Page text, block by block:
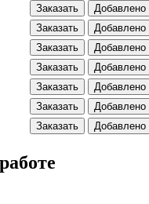
Заказать Добавлено
Заказать Добавлено
Заказать Добавлено
Заказать Добавлено
Заказать Добавлено
Заказать Добавлено
Заказать Добавлено